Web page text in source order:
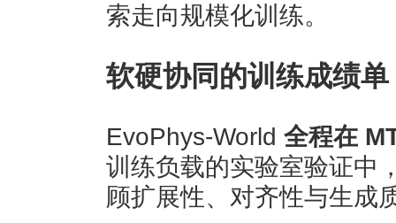
索走向规模化训练。
软硬协同的训练成绩单
EvoPhys-World 全程在
训练负载的实验室验证中
顾扩展性、对齐性与生成